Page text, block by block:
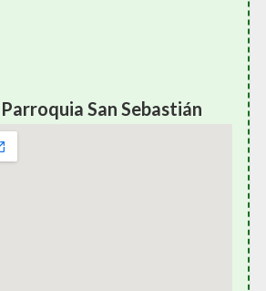
San Sebastián